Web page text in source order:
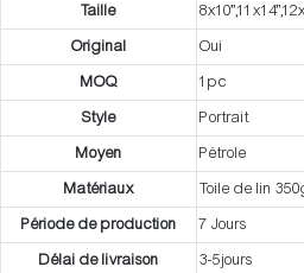
Taille
Original
Oui
MOQ
1pc
Style
Portrait
Moyen
Pétrole
Matériaux
Toile de lin
Période de production
7 Jours
Délai de livraison
3-5jours